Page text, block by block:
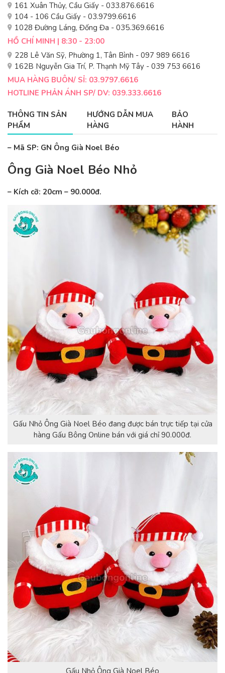
161 Xuân Thủy, Cầu Giấy - 033.876.6616
104 - 106 Cầu Giấy - 03.9799.6616
1028 Đường Láng, Đống Đa - 035.369.6616
HỒ CHÍ MINH | 8:30 - 23:00
228 Lê Văn Sỹ, Phường 1, Tân Bình - 097 989 6616
162B Nguyễn Gia Trí, P. Thạnh Mỹ Tây - 039 753 6616
MUA HÀNG BUÔN/ SỈ: 03.9797.6616
HOTLINE PHẢN ÁNH SP/ DV: 039.333.6616
THÔNG TIN SẢN
PHẨM
HƯỚNG DẪN MUA
HÀNG
BẢO
HÀNH
– Mã SP: GN Ông Già Noel Béo
Ông Già Noel Béo Nhỏ
– Kích cỡ: 20cm – 90.000đ.
Gấu Nhỏ Ông Già Noel Béo đang được bán trực tiếp tại cửa
hàng Gấu Bông Online bán với giá chỉ 90.000đ.